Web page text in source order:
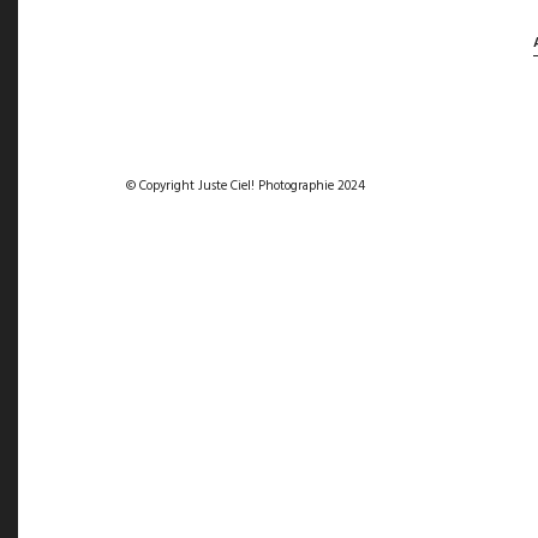
© Copyright Juste Ciel! Photographie 2024